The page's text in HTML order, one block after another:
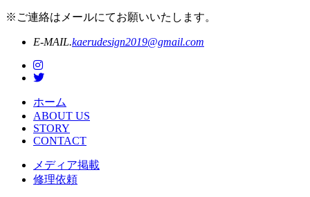
※ご連絡はメールにてお願いいたします。
E-MAIL.kaerudesign2019@gmail.com
ホーム
ABOUT US
STORY
CONTACT
メディア掲載
修理依頼